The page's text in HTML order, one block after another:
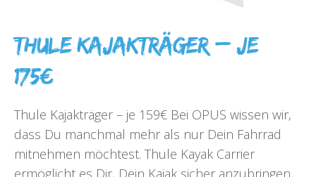
Thule Kajakträger – je
175€
Thule Kajakträger – je 159€ Bei OPUS wissen wir,
dass Du manchmal mehr als nur Dein Fahrrad
mitnehmen möchtest. Thule Kayak Carrier
ermöglicht es Dir, Dein Kajak sicher anzubringen